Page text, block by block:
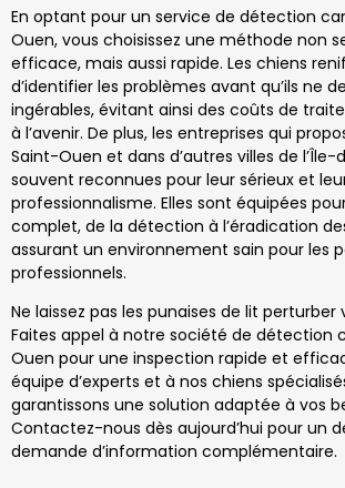
En optant pour un service de détection
Ouen, vous choisissez une méthode non
efficace, mais aussi rapide. Les chiens
d’identifier les problèmes avant qu’ils ne
ingérables, évitant ainsi des coûts de
à l’avenir. De plus, les entreprises qui
Saint-Ouen et dans d’autres villes de
souvent reconnues pour leur sérieux et
professionnalisme. Elles sont équipées
complet, de la détection à l’éradication
assurant un environnement sain pour les
professionnels.
Ne laissez pas les punaises de lit
Faites appel à notre société de détection
Ouen pour une inspection rapide et
équipe d’experts et à nos chiens
garantissons une solution adaptée à vos
Contactez-nous dès aujourd’hui pour un
demande d’information complémentaire.